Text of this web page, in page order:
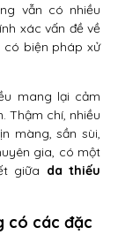
vẫn có nhiều
xác vấn đề về
có biện pháp xử
mang lại cảm
Thậm chí, nhiều
màng, sần sùi,
gia, có một
giữa da thiếu
có các đặc